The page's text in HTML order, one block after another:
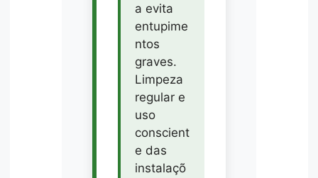
a evita
entupime
ntos
graves.
Limpeza
regular e
uso
conscient
e das
instalaçõ